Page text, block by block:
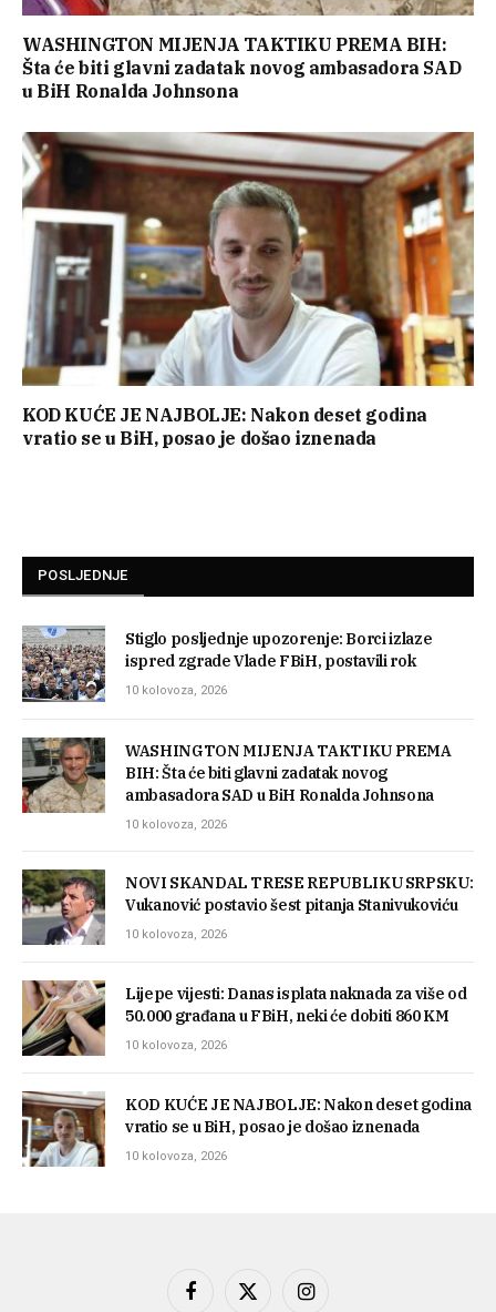
WASHINGTON MIJENJA TAKTIKU PREMA BIH:
Šta će biti glavni zadatak novog ambasadora SAD
u BiH Ronalda Johnsona
KOD KUĆE JE NAJBOLJE: Nakon deset godina
vratio se u BiH, posao je došao iznenada
POSLJEDNJE
Stiglo posljednje upozorenje: Borci izlaze
ispred zgrade Vlade FBiH, postavili rok
10 kolovoza, 2026
WASHINGTON MIJENJA TAKTIKU PREMA
BIH: Šta će biti glavni zadatak novog
ambasadora SAD u BiH Ronalda Johnsona
10 kolovoza, 2026
NOVI SKANDAL TRESE REPUBLIKU SRPSKU:
Vukanović postavio šest pitanja Stanivukoviću
10 kolovoza, 2026
Lijepe vijesti: Danas isplata naknada za više od
50.000 građana u FBiH, neki će dobiti 860 KM
10 kolovoza, 2026
KOD KUĆE JE NAJBOLJE: Nakon deset godina
vratio se u BiH, posao je došao iznenada
10 kolovoza, 2026
Facebook
X Instagram